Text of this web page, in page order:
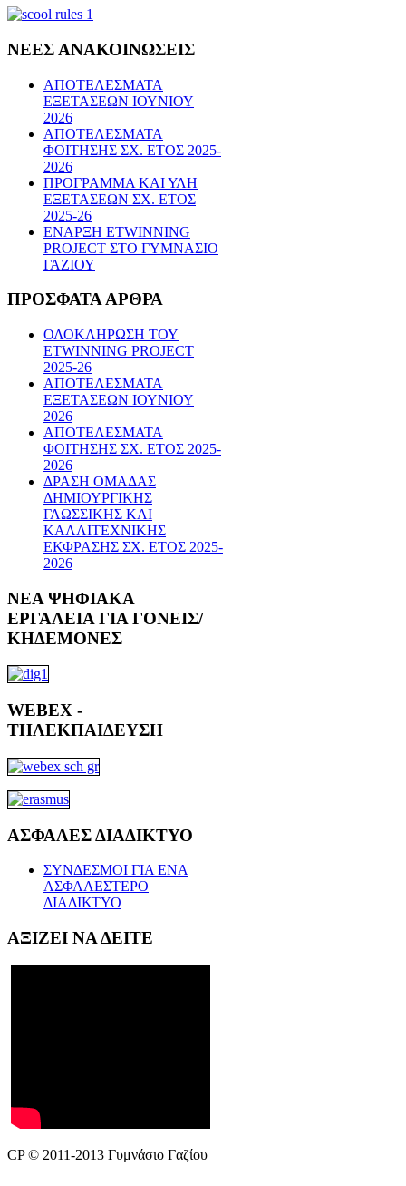
ΝΕΕΣ ΑΝΑΚΟΙΝΩΣΕΙΣ
ΑΠΟΤΕΛΕΣΜΑΤΑ
ΕΞΕΤΑΣΕΩΝ ΙΟΥΝΙΟΥ
2026
ΑΠΟΤΕΛΕΣΜΑΤΑ
ΦΟΙΤΗΣΗΣ ΣΧ. ΕΤΟΣ 2025-
2026
ΠΡΟΓΡΑΜΜΑ ΚΑΙ ΥΛΗ
ΕΞΕΤΑΣΕΩΝ ΣΧ. ΕΤΟΣ
2025-26
ΕΝΑΡΞΗ ETWINNING
PROJECT ΣΤΟ ΓΥΜΝΑΣΙΟ
ΓΑΖΙΟΥ
ΠΡΟΣΦΑΤΑΑΡΘΡΑ
ΟΛΟΚΛΗΡΩΣΗ ΤΟΥ
ETWINNING PROJECT
2025-26
ΑΠΟΤΕΛΕΣΜΑΤΑ
ΕΞΕΤΑΣΕΩΝ ΙΟΥΝΙΟΥ
2026
ΑΠΟΤΕΛΕΣΜΑΤΑ
ΦΟΙΤΗΣΗΣ ΣΧ. ΕΤΟΣ 2025-
2026
ΔΡΑΣΗ ΟΜΑΔΑΣ
ΔΗΜΙΟΥΡΓΙΚΗΣ
ΓΛΩΣΣΙΚΗΣ ΚΑΙ
ΚΑΛΛΙΤΕΧΝΙΚΗΣ
ΕΚΦΡΑΣΗΣ ΣΧ. ΕΤΟΣ 2025-
2026
ΝΕΑ ΨΗΦΙΑΚΑ
ΕΡΓΑΛΕΙΑ ΓΙΑ ΓΟΝΕΙΣ/
ΚΗΔΕΜΟΝΕΣ
WEBEX -
ΤΗΛΕΚΠΑΙΔΕΥΣΗ
ΑΣΦΑΛΕΣΔΙΑΔΙΚΤΥΟ
ΣΥΝΔΕΣΜΟΙ ΓΙΑ ΕΝΑ
ΑΣΦΑΛΕΣΤΕΡΟ
ΔΙΑΔΙΚΤΥΟ
ΑΞΙΖΕΙ ΝΑ ΔΕΙΤΕ
CP © 2011-2013 Γυμνάσιο Γαζίου